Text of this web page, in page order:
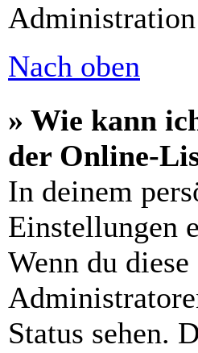
Administration
Nach oben
» Wie kann
der Online-
In deinem
Einstellungen
Wenn du
Status sehen.